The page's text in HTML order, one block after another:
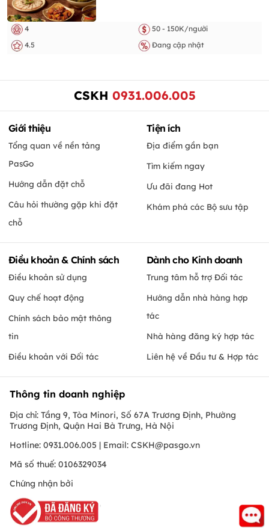
4
50 - 150K/người
4.5
Đang cập nhật
CSKH 0931.006.005
Giới thiệu
Tổng quan về nền tảng
PasGo
Hướng dẫn đặt chỗ
Câu hỏi thường gặp khi đặt
chỗ
Tiện ích
Địa điểm gần bạn
Tìm kiếm ngay
Ưu đãi đang Hot
Khám phá các Bộ sưu tập
Điều khoản & Chính sách
Điều khoản sử dụng
Quy chế hoạt động
Chính sách bảo mật thông
tin
Điều khoản với Đối tác
Dành cho Kinh doanh
Trung tâm hỗ trợ Đối tác
Hướng dẫn nhà hàng hợp
tác
Nhà hàng đăng ký hợp tác
Liên hệ về Đầu tư & Hợp tác
Thông tin doanh nghiệp
Địa chỉ: Tầng 9, Tòa Minori, Số 67A Trương Định, Phường
Trương Định, Quận Hai Bà Trưng, Hà Nội
Hotline: 0931.006.005 | Email: CSKH@pasgo.vn
Mã số thuế: 0106329034
Chứng nhận bởi